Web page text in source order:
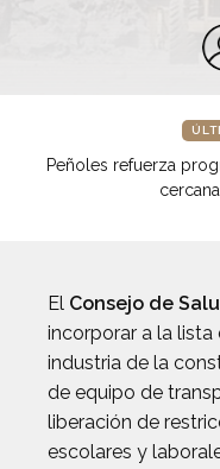
Peñoles refuerza
El Consejo de
incorporar a la
industria de la
de equipo de
liberación de
escolares y